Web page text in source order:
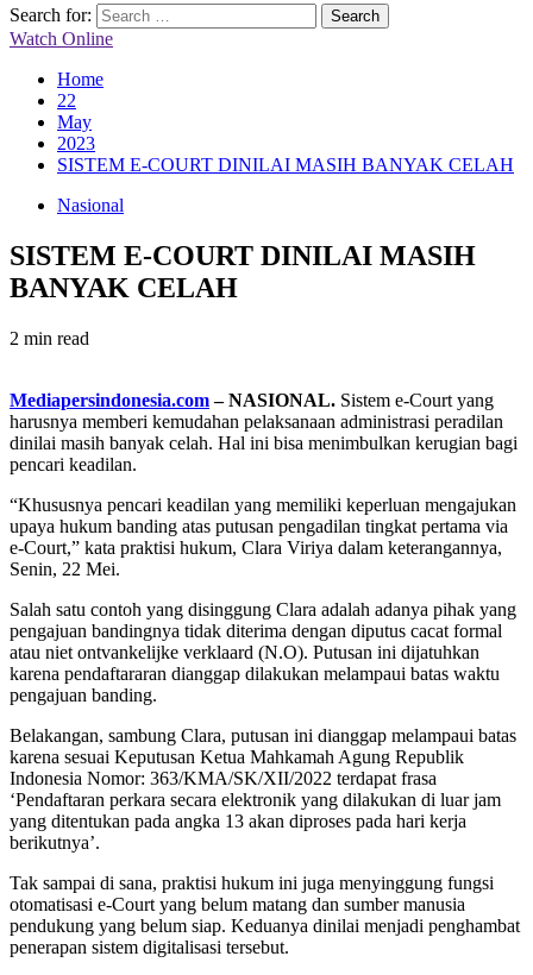
Search for:
Watch Online
Home
22
May
2023
SISTEM E-COURT DINILAI MASIH BANYAK CELAH
Nasional
SISTEM E-COURT DINILAI MASIH
BANYAK CELAH
2 min read
Mediapersindonesia.com – NASIONAL. Sistem e-Court yang
harusnya memberi kemudahan pelaksanaan administrasi peradilan
dinilai masih banyak celah. Hal ini bisa menimbulkan kerugian bagi
pencari keadilan.
“Khususnya pencari keadilan yang memiliki keperluan mengajukan
upaya hukum banding atas putusan pengadilan tingkat pertama via
e-Court,” kata praktisi hukum, Clara Viriya dalam keterangannya,
Senin, 22 Mei.
Salah satu contoh yang disinggung Clara adalah adanya pihak yang
pengajuan bandingnya tidak diterima dengan diputus cacat formal
atau niet ontvankelijke verklaard (N.O). Putusan ini dijatuhkan
karena pendaftararan dianggap dilakukan melampaui batas waktu
pengajuan banding.
Belakangan, sambung Clara, putusan ini dianggap melampaui batas
karena sesuai Keputusan Ketua Mahkamah Agung Republik
Indonesia Nomor: 363/KMA/SK/XII/2022 terdapat frasa
‘Pendaftaran perkara secara elektronik yang dilakukan di luar jam
yang ditentukan pada angka 13 akan diproses pada hari kerja
berikutnya’.
Tak sampai di sana, praktisi hukum ini juga menyinggung fungsi
otomatisasi e-Court yang belum matang dan sumber manusia
pendukung yang belum siap. Keduanya dinilai menjadi penghambat
penerapan sistem digitalisasi tersebut.